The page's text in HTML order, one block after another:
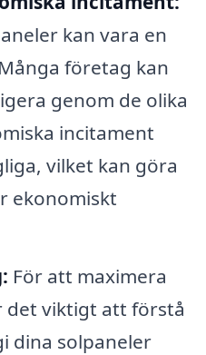
kan vara en
företag kan
genom de olika
incitament
vilket kan göra
ekonomiskt
För att maximera
det viktigt att förstå
dina solpaneler